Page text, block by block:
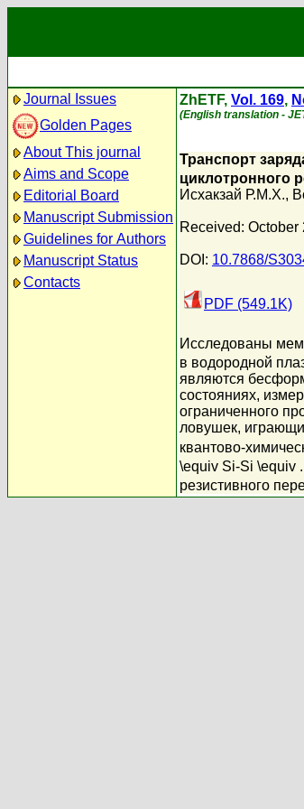
Journal Issues
Golden Pages
About This journal
Aims and Scope
Editorial Board
Manuscript Submission
Guidelines for Authors
Manuscript Status
Contacts
ZhETF, Vol. 169,
(English translation -
Транспорт
циклотронного
Исхакзай Р.М.Х.,
Received: October
DOI: 10.7868/
PDF (549.1K)
Исследованы
в водородной
являются
состояниях,
ограниченного
ловушек,
квантово-
\equiv Si-Si \equiv
резистивного